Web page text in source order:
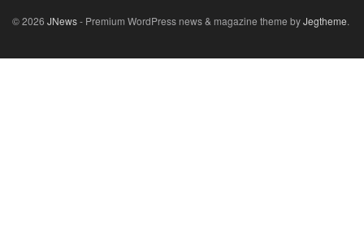
© 2026 JNews- Premium WordPress news & magazine theme byJegtheme.